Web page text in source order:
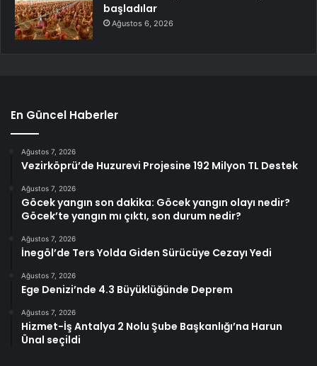
başladılar
Ağustos 6, 2026
En Güncel Haberler
Ağustos 7, 2026
Vezirköprü’de Huzurevi Projesine 192 Milyon TL Destek
Ağustos 7, 2026
Göcek yangın son dakika: Göcek yangın olayı nedir?
Göcek’te yangın mı çıktı, son durum nedir?
Ağustos 7, 2026
İnegöl’de Ters Yolda Giden Sürücüye Cezayı Yedi
Ağustos 7, 2026
Ege Denizi’nde 4.3 Büyüklüğünde Deprem
Ağustos 7, 2026
Hizmet-İş Antalya 2 Nolu Şube Başkanlığı’na Harun
Ünal seçildi